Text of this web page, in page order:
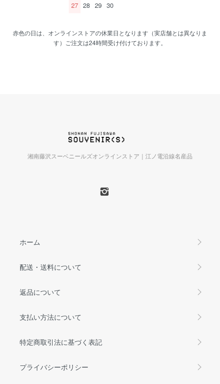
27 28 29 30
赤色の日は、オンラインストアの休業日となります（実店舗とは異なりま
す）ご注文は24時間受け付けております。
湘南藤沢スーベニールズオンラインストア｜江ノ電沿線名産品
ホーム
配送・送料について
返品について
支払い方法について
特定商取引法に基づく表記
プライバシーポリシー